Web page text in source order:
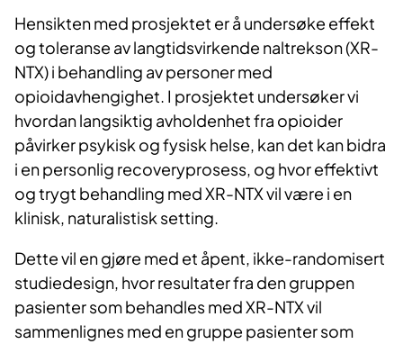
Hensikten med prosjektet er å undersøke effekt
og toleranse av langtidsvirkende naltrekson (XR-
NTX) i behandling av personer med
opioidavhengighet. I prosjektet undersøker vi
hvordan langsiktig avholdenhet fra opioider
påvirker psykisk og fysisk helse, kan det kan bidra
i en personlig recoveryprosess, og hvor effektivt
og trygt behandling med XR-NTX vil være i en
klinisk, naturalistisk setting.
Dette vil en gjøre med et åpent, ikke-randomisert
studiedesign, hvor resultater fra den gruppen
pasienter som behandles med XR-NTX vil
sammenlignes med en gruppe pasienter som